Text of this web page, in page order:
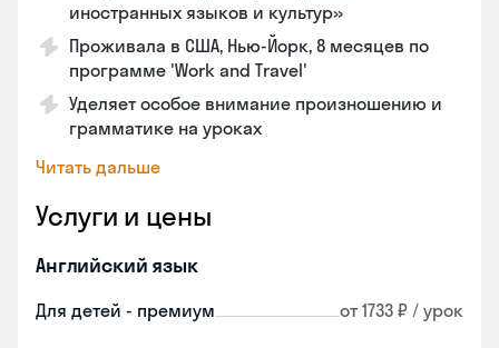
иностранных языков и культур»
Проживала в США, Нью-Йорк, 8 месяцев по
программе 'Work and Travel'
Уделяет особое внимание произношению и
грамматике на уроках
Читать дальше
Услуги и цены
Английский язык
Для детей - премиум от 1733 ₽ / урок